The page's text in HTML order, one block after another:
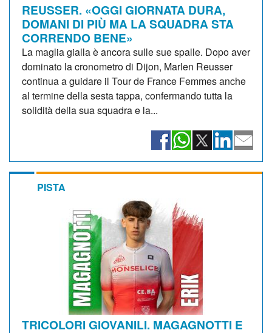
REUSSER. «OGGI GIORNATA DURA,
DOMANI DI PIÙ MA LA SQUADRA STA
CORRENDO BENE»
La maglia gialla è ancora sulle sue spalle. Dopo aver
dominato la cronometro di Dijon, Marlen Reusser
continua a guidare il Tour de France Femmes anche
al termine della sesta tappa, confermando tutta la
solidità della sua squadra e la...
PISTA
TRICOLORI GIOVANILI. MAGAGNOTTI E